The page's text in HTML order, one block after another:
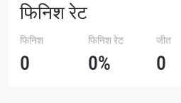
फिनिश रेट
फिनिश
0
फिनिश रेट
0%
जीत
0